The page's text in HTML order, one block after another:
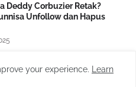
Deddy Corbuzier Retak?
Unfollow dan Hapus
Orang Ketiga dalam
Baim Wong dan Paula
your experience.
Learn